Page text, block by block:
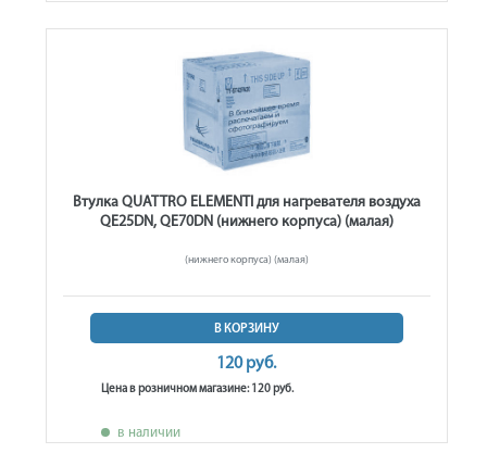
Втулка QUATTRO ELEMENTI для нагревателя воздуха
QE25DN, QE70DN (нижнего корпуса) (малая)
(нижнего корпуса) (малая)
В КОРЗИНУ
120 руб.
Цена в розничном магазине: 120 руб.
в наличии